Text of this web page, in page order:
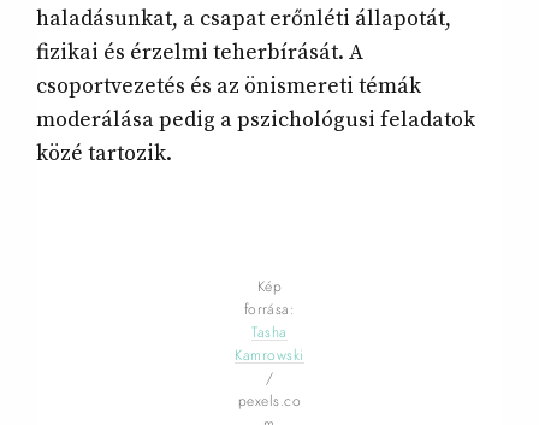
haladásunkat, a csapat erőnléti állapotát,
fizikai és érzelmi teherbírását. A
csoportvezetés és az önismereti témák
moderálása pedig a pszichológusi feladatok
közé tartozik.
Kép
forrása:
Tasha
Kamrowski
/
pexels.co